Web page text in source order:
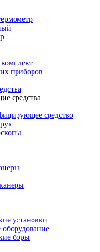
приборов
средства
средство
установки
оборудование
боры